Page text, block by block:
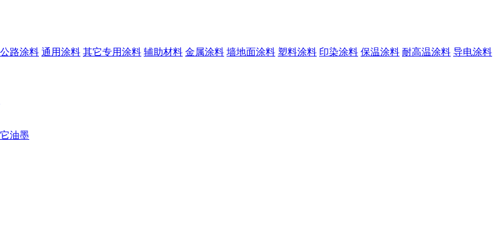
路涂料 通用涂料 其它专用涂料 辅助材料 金属涂料 墙地面涂料 塑料涂料 印染涂料 保温涂料 耐高温涂料 导电涂料
油墨